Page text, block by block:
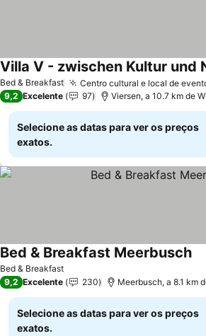
Bed & Breakfast Centro cultural e local de
Villa V - zwischen Kultur und
9,2 Excelente 97 Viersen, a 10.7 km de
Selecione as datas para ver os preços
exatos.
Bed & Breakfast
Bed & Breakfast Meerbusch
9,2 Excelente 230 Meerbusch, a 8.1 km
Selecione as datas para ver os preços
exatos.